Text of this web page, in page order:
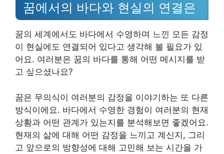
꿈에서의 바다와 현실의 연결은
꿈의 세계에서도 바다에서 수영하며 느낀 모든 감정
이 현실에도 연결되어 있다고 생각해 볼 필요가 있
어요. 여러분은 꿈의 바다를 통해 어떤 메시지를 받
고 싶으셨나요?
꿈은 무의식이 여러분의 감정을 이야기하는 또 다른
방식이에요. 바다에서 수영한 경험이 여러분의 현재
상황과 어떤 관계가 있는지를 분석해보면 좋겠어요.
현재의 삶에 대해 어떤 감정을 느끼고 계신지, 그리
고 앞으로의 방향성에 대해 고민해 보는 시간을 가